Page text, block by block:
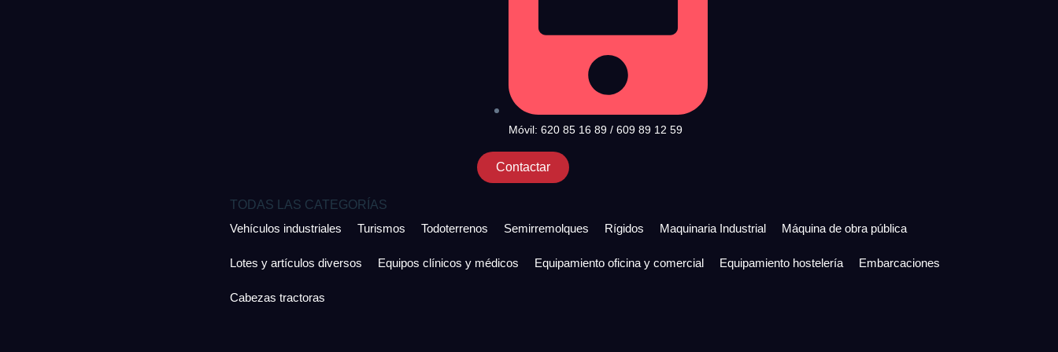
Móvil: 620 85 16 89 / 609 89 12 59
Contactar
TODAS LAS CATEGORÍAS
Vehículos industriales
Turismos Todoterrenos Semirremolques Rígidos Maquinaria Industrial Máquina de obra pública
Lotes y artículos diversos Equipos clínicos y médicos Equipamiento oficina y comercial Equipamiento hostelería Embarcaciones
Cabezas tractoras